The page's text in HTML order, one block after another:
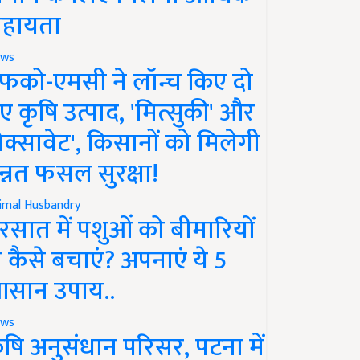
एमसी ने लॉन्च किए दो
कृषि उत्पाद, 'मित्सुकी' और
किसानों को मिलेगी
फसल सुरक्षा!
Husbandry
में पशुओं को बीमारियों
बचाएं? अपनाएं ये 5
उपाय..
अनुसंधान परिसर, पटना में